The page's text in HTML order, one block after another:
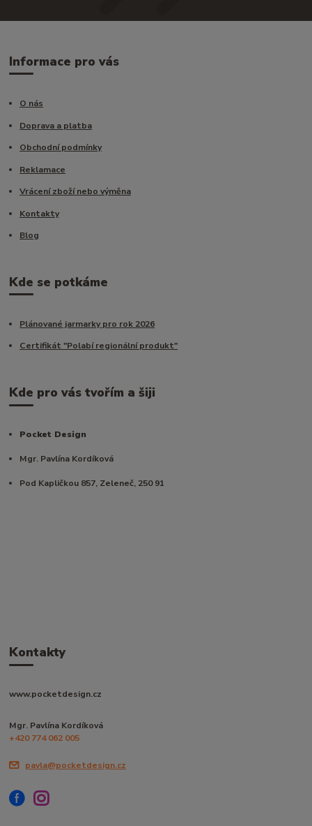
Informace pro vás
O nás
Doprava a platba
Obchodní podmínky
Reklamace
Vrácení zboží nebo výměna
Kontakty
Blog
Kde se potkáme
Plánované jarmarky pro rok 2026
Certifikát "Polabí regionální produkt"
Kde pro vás tvořím a šiji
Pocket Design
Mgr. Pavlína Kordíková
Pod Kapličkou 857, Zeleneč, 250 91
Kontakty
www.pocketdesign.cz
Mgr. Pavlína Kordíková
+420 774 062 005
pavla@pocketdesign.cz